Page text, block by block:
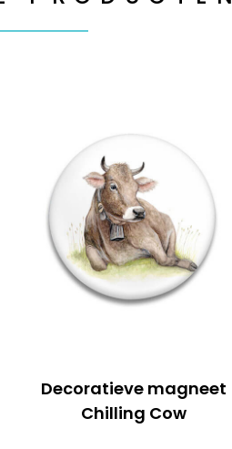
Decoratieve magneet
Chilling Cow